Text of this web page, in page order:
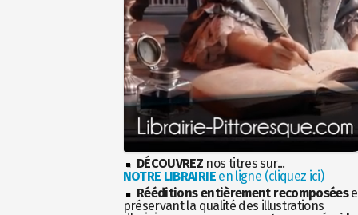
DÉCOUVREZ nos titres sur...
NOTRE LIBRAIRIEen ligne (cliquez ici)
Rééditions entièrement recomposées
préservant la qualité des illustrations